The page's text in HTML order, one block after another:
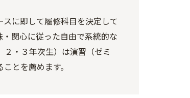
に即して履修科目を決定して
関心に従った自由で系統的な
・３年次生）は演習（ゼミ
とを薦めます。